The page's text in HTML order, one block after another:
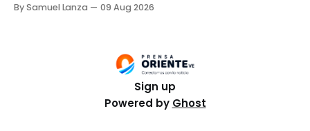
primer mánager de la franquicia en recibir este
By Samuel Lanza 09 Aug 2026
Sign up
Powered by Ghost